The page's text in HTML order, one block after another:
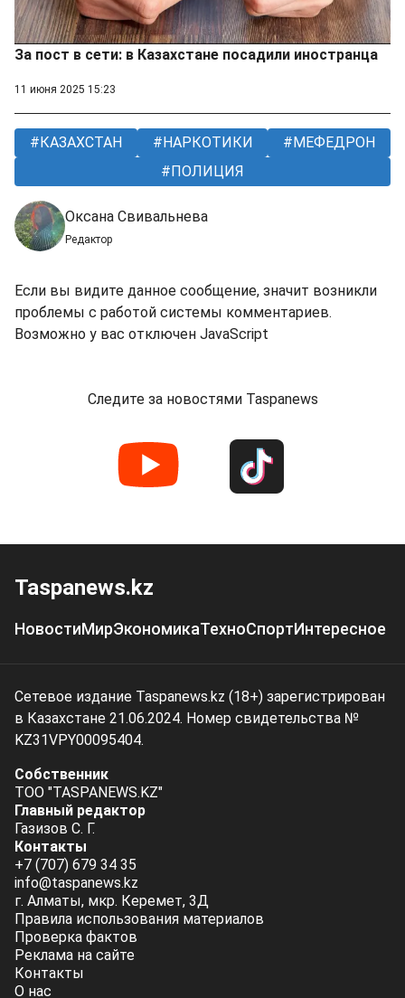
За пост в сети: в Казахстане посадили иностранца
11 июня 2025 15:23
КАЗАХСТАН НАРКОТИКИ
МЕФЕДРОН
ПОЛИЦИЯ
Оксана Свивальнева
Редактор
Если вы видите данное сообщение, значит возникли
проблемы с работой системы комментариев.
Возможно у вас отключен JavaScript
Следите за новостями Taspanews
Taspanews.kz
НовостиМирЭкономикаТехноСпортИнтересное
Сетевое издание Taspanews.kz (18+) зарегистрирован
в Казахстане 21.06.2024. Номер свидетельства №
KZ31VPY00095404.
Собственник
ТОО "TASPANEWS.KZ"
Главный редактор
Газизов С. Г.
Контакты
+7 (707) 679 34 35
info@taspanews.kz
г. Алматы, мкр. Керемет, 3Д
Правила использования материалов
Проверка фактов
Реклама на сайте
Контакты
О нас